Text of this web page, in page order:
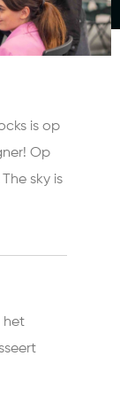
is op
Op
sky is
het